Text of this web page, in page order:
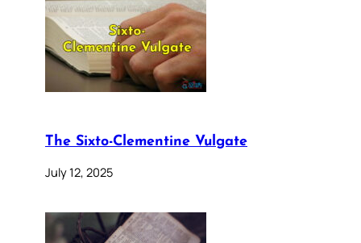
The Sixto-Clementine Vulgate
July 12, 2025